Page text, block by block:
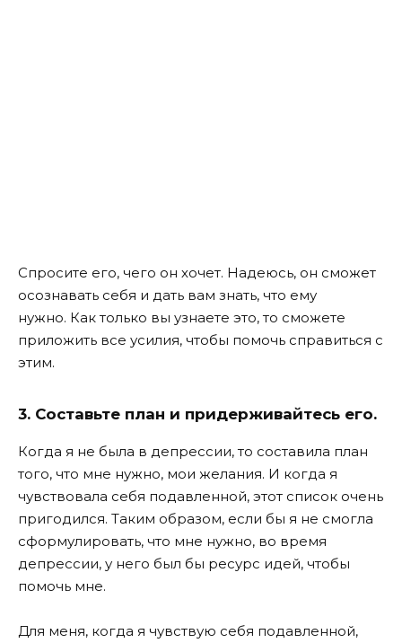
Спросите его, чего он хочет. Надеюсь, он сможет
осознавать себя и дать вам знать, что ему
нужно. Как только вы узнаете это, то сможете
приложить все усилия, чтобы помочь справиться с
этим.
3. Составьте план и придерживайтесь его.
Когда я не была в депрессии, то составила план
того, что мне нужно, мои желания. И когда я
чувствовала себя подавленной, этот список очень
пригодился. Таким образом, если бы я не смогла
сформулировать, что мне нужно, во время
депрессии, у него был бы ресурс идей, чтобы
помочь мне.
Для меня, когда я чувствую себя подавленной,